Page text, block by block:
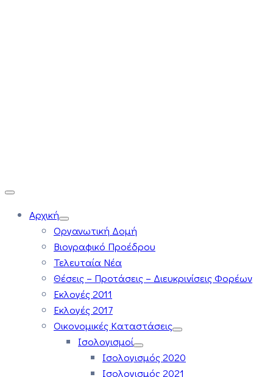
Αρχική
Οργανωτική Δομή
Βιογραφικό Προέδρου
Τελευταία Νέα
Θέσεις – Προτάσεις – Διευκρινίσεις Φορέων
Εκλογές 2011
Εκλογές 2017
Οικονομικές Καταστάσεις
Ισολογισμοί
Ισολογισμός 2020
Ισολογισμός 2021